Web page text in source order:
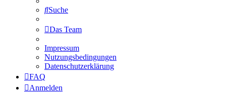
Suche
Das Team
Impressum
Nutzungsbedingungen
Datenschutzerklärung
FAQ
Anmelden